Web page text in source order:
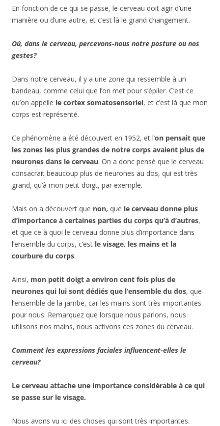
En fonction de ce qui se passe, le cerveau doit agir d’une
manière ou d’une autre, et c’est là le grand changement.
Où, dans le cerveau, percevons-nous notre posture ou nos
gestes?
Dans notre cerveau, il y a une zone qui ressemble à un
bandeau, comme celui que l’on met pour s’épiler. C’est ce
qu’on appelle le cortex somatosensoriel, et c’est là que mon
corps est représenté.
Ce phénomène a été découvert en 1952, et l’on pensait que
les zones les plus grandes de notre corps avaient plus de
neurones dans le cerveau. On a donc pensé que le cerveau
consacrait beaucoup plus de neurones au dos, qui est très
grand, qu’à mon petit doigt, par exemple.
Mais on a découvert que non, que le cerveau donne plus
d’importance à certaines parties du corps qu’à d’autres,
et que ce à quoi le cerveau donne plus d’importance dans
l’ensemble du corps, c’est le visage, les mains et la
courbure du corps.
Ainsi, mon petit doigt a environ cent fois plus de
neurones qui lui sont dédiés que l’ensemble du dos, que
l’ensemble de la jambe, car les mains sont très importantes
pour nous. Remarquez que lorsque nous parlons, nous
utilisons nos mains, nous activons ces zones du cerveau.
Comment les expressions faciales influencent-elles le
cerveau?
Le cerveau attache une importance considérable à ce qui
se passe sur le visage.
Nous avons vu ici des choses qui sont très importantes.